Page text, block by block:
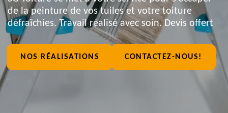
de la peinture de vos tuiles et votre toiture
défraîchies. Travail réalisé avec soin. Devis offert
NOS RÉALISATIONS CONTACTEZ-NOUS!